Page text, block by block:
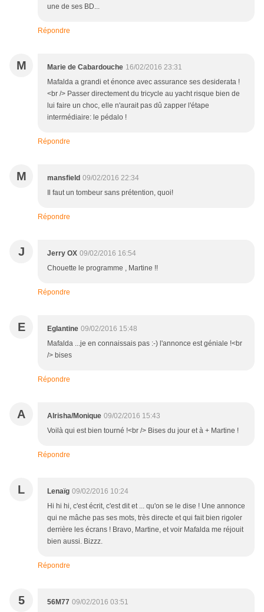
une de ses BD...
Répondre
M Marie de Cabardouche 16/02/2016 23:31
Mafalda a grandi et énonce avec assurance ses desiderata !
<br /> Passer directement du tricycle au yacht risque bien de
lui faire un choc, elle n'aurait pas dû zapper l'étape
intermédiaire: le pédalo !
Répondre
M mansfield 09/02/2016 22:34
Il faut un tombeur sans prétention, quoi!
Répondre
J Jerry OX 09/02/2016 16:54
Chouette le programme , Martine !!
Répondre
E Eglantine 09/02/2016 15:48
Mafalda ...je en connaissais pas :-) l'annonce est géniale !<br
/> bises
Répondre
A Alrisha/Monique 09/02/2016 15:43
Voilà qui est bien tourné !<br /> Bises du jour et à + Martine !
Répondre
L Lenaïg 09/02/2016 10:24
Hi hi hi, c'est écrit, c'est dit et ... qu'on se le dise ! Une annonce
qui ne mâche pas ses mots, très directe et qui fait bien rigoler
derrière les écrans ! Bravo, Martine, et voir Mafalda me réjouit
bien aussi. Bizzz.
Répondre
5 56M77 09/02/2016 03:51